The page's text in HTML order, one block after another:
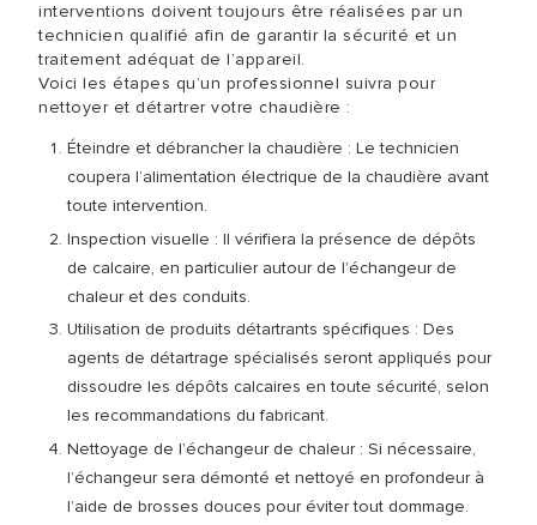
interventions doivent toujours être réalisées par un
technicien qualifié afin de garantir la sécurité et un
traitement adéquat de l’appareil.
Voici les étapes qu’un professionnel suivra pour
nettoyer et détartrer votre chaudière :
Éteindre et débrancher la chaudière : Le technicien
coupera l’alimentation électrique de la chaudière avant
toute intervention.
Inspection visuelle : Il vérifiera la présence de dépôts
de calcaire, en particulier autour de l’échangeur de
chaleur et des conduits.
Utilisation de produits détartrants spécifiques : Des
agents de détartrage spécialisés seront appliqués pour
dissoudre les dépôts calcaires en toute sécurité, selon
les recommandations du fabricant.
Nettoyage de l’échangeur de chaleur : Si nécessaire,
l’échangeur sera démonté et nettoyé en profondeur à
l’aide de brosses douces pour éviter tout dommage.